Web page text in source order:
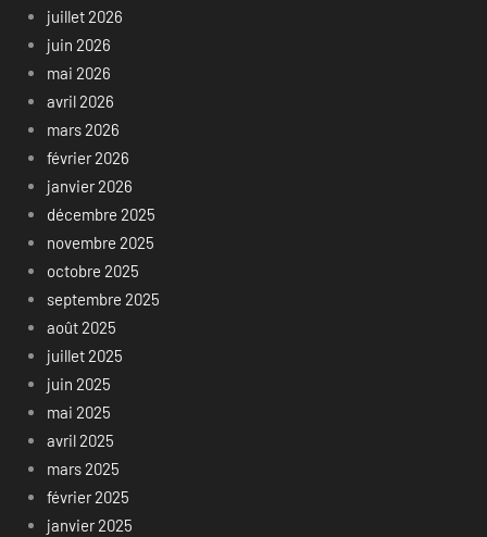
juillet 2026
juin 2026
mai 2026
avril 2026
mars 2026
février 2026
janvier 2026
décembre 2025
novembre 2025
octobre 2025
septembre 2025
août 2025
juillet 2025
juin 2025
mai 2025
avril 2025
mars 2025
février 2025
janvier 2025